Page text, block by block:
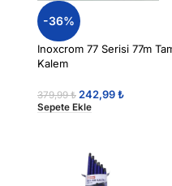
-36%
Inoxcrom 77 Serisi 77m
Kalem
379,99₺ 242,99₺
Sepete Ekle